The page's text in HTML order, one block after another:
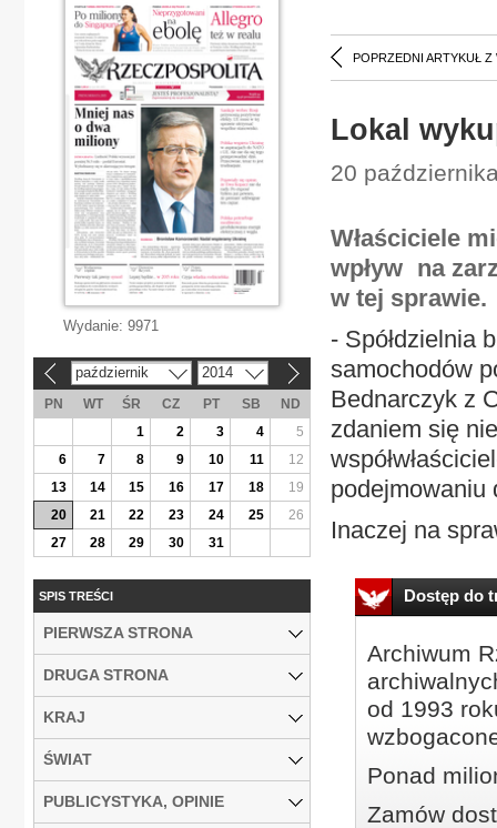
POPRZEDNI ARTYKUŁ Z
Lokal
20
Właściciele
wpływ na
w tej sprawie.
- Spółdzielnia
samochodów
Bednarczyk z
zdaniem się
podejmowaniu
Inaczej na
Dostęp do
Archiwum
od 1993
Ponad
Zamów
Wydanie: 9971
październik 2014
PN WT ŚR CZ PT SB
ND
1
2 3 4
5
6
7 8 9 10 11
12
13
14 15 16 17 18
19
20
21 22 23 24 25
26
27
28 29 30 31
SPIS TREŚCI
PIERWSZA STRONA
DRUGA STRONA
KRAJ
ŚWIAT
PUBLICYSTYKA, OPINIE